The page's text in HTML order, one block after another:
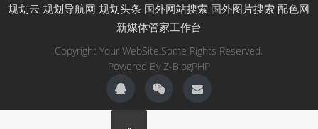
规划云 规划导航网 规划头条 国外网站搜索 国外图片搜索 配色网
新媒体管家工作台
Copyright Your WebSite.Some Rights Reserved.
Powered By Z-BlogPHP